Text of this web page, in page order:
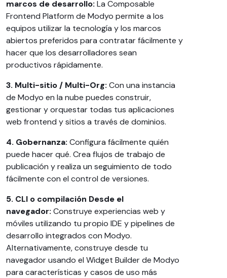
marcos de desarrollo:La Composable
Frontend Platform de Modyo permite a los
equipos utilizar la tecnología y los marcos
abiertos preferidos para contratar fácilmente y
hacer que los desarrolladores sean
productivos rápidamente.
3. Multi-sitio / Multi-Org:Con una instancia
de Modyo en la nube puedes construir,
gestionar y orquestar todas tus aplicaciones
web frontend y sitios a través de dominios.
4. Gobernanza:Configura fácilmente quién
puede hacer qué. Crea flujos de trabajo de
publicación y realiza un seguimiento de todo
fácilmente con el control de versiones.
5. CLI o compilación Desde el
navegador:Construye experiencias web y
móviles utilizando tu propio IDE y pipelines de
desarrollo integrados con Modyo.
Alternativamente, construye desde tu
navegador usando el Widget Builder de Modyo
para características y casos de uso más